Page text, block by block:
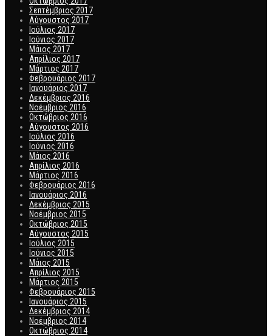
Σεπτέμβριος 2017
Αύγουστος 2017
Ιούλιος 2017
Ιούνιος 2017
Μάιος 2017
Απρίλιος 2017
Μάρτιος 2017
Φεβρουάριος 2017
Ιανουάριος 2017
Δεκέμβριος 2016
Νοέμβριος 2016
Οκτώβριος 2016
Αύγουστος 2016
Ιούλιος 2016
Ιούνιος 2016
Μάιος 2016
Απρίλιος 2016
Μάρτιος 2016
Φεβρουάριος 2016
Ιανουάριος 2016
Δεκέμβριος 2015
Νοέμβριος 2015
Οκτώβριος 2015
Αύγουστος 2015
Ιούλιος 2015
Ιούνιος 2015
Μάιος 2015
Απρίλιος 2015
Μάρτιος 2015
Φεβρουάριος 2015
Ιανουάριος 2015
Δεκέμβριος 2014
Νοέμβριος 2014
Οκτώβριος 2014